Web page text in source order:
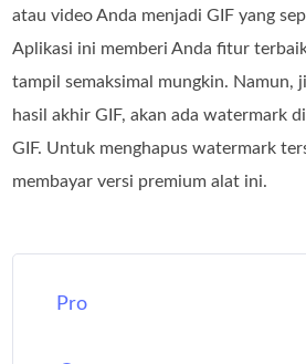
atau video Anda menjadi GIF yang
Aplikasi ini memberi Anda fitur
tampil semaksimal mungkin. Namun,
hasil akhir GIF, akan ada watermark
GIF. Untuk menghapus watermark
membayar versi premium alat ini.
Pro